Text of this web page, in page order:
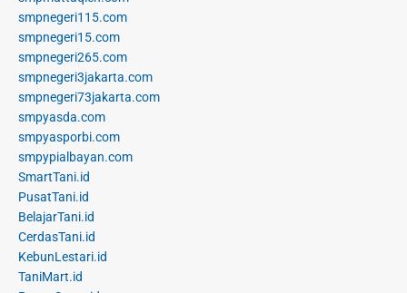
smpnegeri115.com
smpnegeri15.com
smpnegeri265.com
smpnegeri3jakarta.com
smpnegeri73jakarta.com
smpyasda.com
smpyasporbi.com
smpypialbayan.com
SmartTani.id
PusatTani.id
BelajarTani.id
CerdasTani.id
KebunLestari.id
TaniMart.id